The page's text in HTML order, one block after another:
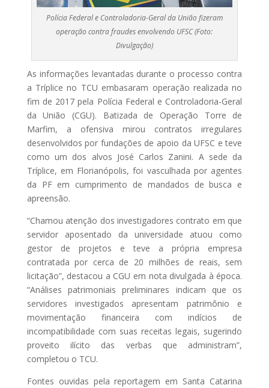
Polícia Federal e Controladoria-Geral da União fizeram
operação contra fraudes envolvendo UFSC (Foto:
Divulgação)
As informações levantadas durante o processo contra
a Tríplice no TCU embasaram operação realizada no
fim de 2017 pela Polícia Federal e Controladoria-Geral
da União (CGU). Batizada de Operação Torre de
Marfim, a ofensiva mirou contratos irregulares
desenvolvidos por fundações de apoio da UFSC e teve
como um dos alvos José Carlos Zanini. A sede da
Tríplice, em Florianópolis, foi vasculhada por agentes
da PF em cumprimento de mandados de busca e
apreensão.
“Chamou atenção dos investigadores contrato em que
servidor aposentado da universidade atuou como
gestor de projetos e teve a própria empresa
contratada por cerca de 20 milhões de reais, sem
licitação”, destacou a CGU em nota divulgada à época.
“Análises patrimoniais preliminares indicam que os
servidores investigados apresentam patrimônio e
movimentação financeira com indícios de
incompatibilidade com suas receitas legais, sugerindo
proveito ilícito das verbas que administram”,
completou o TCU.
Fontes ouvidas pela reportagem em Santa Catarina